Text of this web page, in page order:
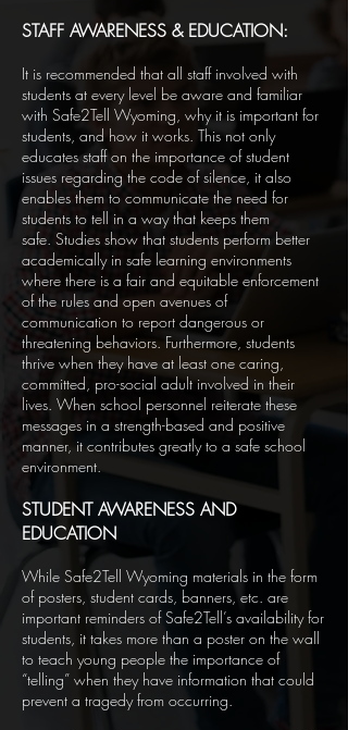
STAFF AWARENESS & EDUCATION:
It is recommended that all staff involved with
students at every level be aware and familiar
with Safe2Tell Wyoming, why it is important for
students, and how it works. This not only
educates staff on the importance of student
issues regarding the code of silence, it also
enables them to communicate the need for
students to tell in a way that keeps them
safe. Studies show that students perform better
academically in safe learning environments
where there is a fair and equitable enforcement
of the rules and open avenues of
communication to report dangerous or
threatening behaviors. Furthermore, students
thrive when they have at least one caring,
committed, pro-social adult involved in their
lives. When school personnel reiterate these
messages in a strength-based and positive
manner, it contributes greatly to a safe school
environment.
STUDENT AWARENESS AND
EDUCATION
While Safe2Tell Wyoming materials in the form
of posters, student cards, banners, etc. are
important reminders of Safe2Tell’s availability for
students, it takes more than a poster on the wall
to teach young people the importance of
“telling” when they have information that could
prevent a tragedy from occurring.